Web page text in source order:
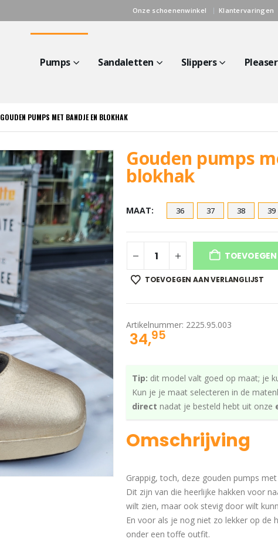
Onze schoenenwinkel Klantervaringen
Pumps Sandaletten Slippers Pleaser
GOUDEN PUMPS MET BANDJE EN BLOKHAK
Gouden pumps
blokhak
MAAT 36 37 38 39
TOEVOEGEN AAN VERLANGLIJST
Artikelnummer: 2225.95.003
34,95
Tip: dit model valt goed op maat; je
Kun je je maat selecteren in de
direct nadat je besteld hebt uit onze
Omschrijving
Grappig, toch, deze gouden pumps
Dit zijn van die heerlijke hakken voor
wilt zien, maar ook stevig door wilt
En voor als je nog niet zo lekker op de
onder een toffe outfit.